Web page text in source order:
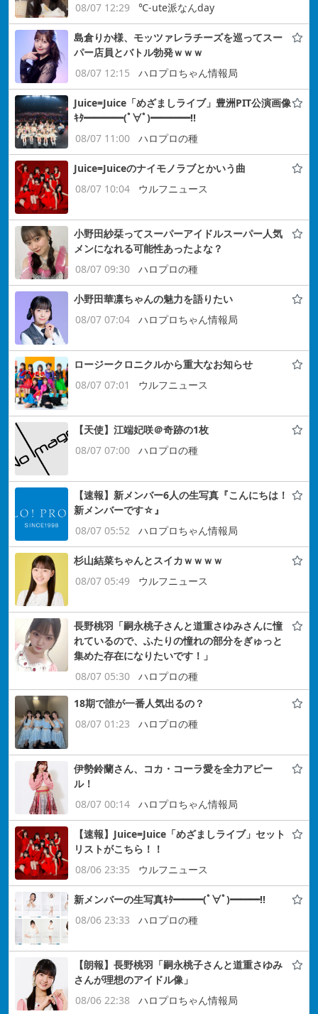
08/07 12:29 ℃-ute派なんday
島倉りか様、モッツァレラチーズを巡ってスー
パー店員とバトル勃発ｗｗｗ
08/07 12:15
ハロプロちゃん情報局
Juice=Juice「めざましライブ」豊洲PIT公演画像
ｷﾀ━━━━(ﾟ∀ﾟ)━━━━!!
08/07 11:00
ハロプロの種
Juice=Juiceのナイモノラブとかいう曲
08/07 10:04
ウルフニュース
小野田紗栞ってスーパーアイドルスーパー人気
メンになれる可能性あったよな？
08/07 09:30
ハロプロの種
小野田華凛ちゃんの魅力を語りたい
08/07 07:04
ハロプロちゃん情報局
ロージークロニクルから重大なお知らせ
08/07 07:01
ウルフニュース
【天使】江端妃咲＠奇跡の1枚
08/07 07:00
ハロプロの種
【速報】新メンバー6人の生写真『こんにちは！
新メンバーです☆』
08/07 05:52
ハロプロちゃん情報局
杉山結菜ちゃんとスイカｗｗｗｗ
08/07 05:49
ウルフニュース
長野桃羽「嗣永桃子さんと道重さゆみさんに憧
れているので、ふたりの憧れの部分をぎゅっと
集めた存在になりたいです！」
08/07 05:30
ハロプロの種
18期で誰が一番人気出るの？
08/07 01:23
ハロプロの種
伊勢鈴蘭さん、コカ・コーラ愛を全力アピー
ル！
08/07 00:14
ハロプロちゃん情報局
【速報】Juice=Juice「めざましライブ」セット
リストがこちら！！
08/06 23:35
ウルフニュース
新メンバーの生写真ｷﾀ━━━(ﾟ∀ﾟ)━━━!!
08/06 23:33
ハロプロの種
【朗報】長野桃羽「嗣永桃子さんと道重さゆみ
さんが理想のアイドル像」
08/06 22:38
ハロプロちゃん情報局